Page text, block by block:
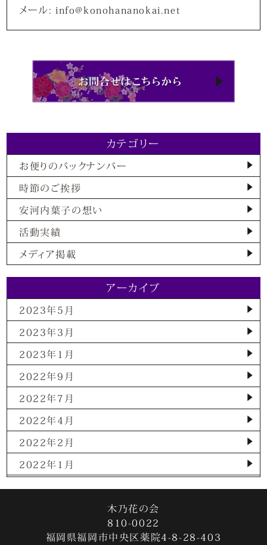
メール: info@konohananokai.net
カテゴリー
お便りのバックナンバー
時節のご挨拶
安河内葉子の想い
活動実績
メディア掲載
アーカイブ
2023年5月
2023年3月
2023年1月
2022年9月
2022年7月
2022年4月
2022年2月
2022年1月
2021年12月
2021年10月
木乃花の会
810-0022
福岡県福岡市中央区薬院4-8-28-403